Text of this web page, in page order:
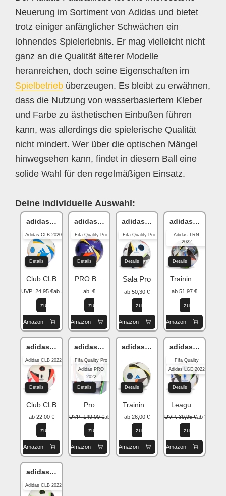
Neuerung im Sortiment von Adidas und bietet
trotz einiger anfänglicher Schwächen ein
lohnendes Spielerlebnis. Er mag vielleicht nicht
ganz an die Qualität älterer Modelle
heranreichen, doch seine Eigenschaften im
Spielbetrieb überzeugen. Es bleibt zu erwähnen,
dass die Nutzung von wasserbasiertem Kleber
und Farbe zu ästhetischen Einbußen führen
kann, was allerdings die spielerische Qualität
nicht mindert. Wer über die optischen Mängel
hinwegsehen kann, findet in diesem Ball eine
solide Wahl für den regelmäßigen Einsatz.
Deine individuelle Auswahl:
adidas Fussballliebe
Adidas CLB 2020
Details
Club CLB
UVP: 24,95 €ab 20,46 €
zu
Amazon
adidas Fussballliebe
Fifa Quality Pro
Details
PRO Beach
ab €
zu
Amazon
adidas Fussballliebe EURO24
Fifa Quality Pro
Details
Sala Pro
ab 50,30 €
zu
Amazon
adidas
Adidas TRN
2022
Details
Training TRN
ab 51,97 €
zu
Amazon
adidas Fussballliebe EURO24
Adidas CLB 2022
Details
Club CLB
ab 22,00 €
zu
Amazon
adidas Fussballliebe EURO24
Fifa Quality Pro
Adidas PRO
2022
Details
Pro
UVP: 149,00 €ab 99,99 €
zu
Amazon
adidas Fussballliebe EURO24
Details
Training Sala
ab 26,00 €
zu
Amazon
adidas
Fifa Quality
Adidas LGE 2022
Details
League LGE
UVP: 39,95 €ab 32,00 €
zu
Amazon
adidas Fussballliebe
Adidas CLB 2022